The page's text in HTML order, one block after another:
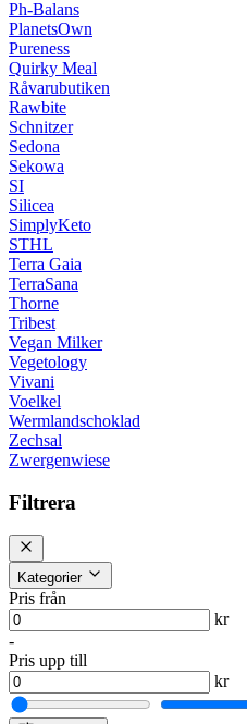
Ph-Balans
PlanetsOwn
Pureness
Quirky Meal
Råvarubutiken
Rawbite
Schnitzer
Sedona
Sekowa
SI
Silicea
SimplyKeto
STHL
Terra Gaia
TerraSana
Thorne
Tribest
Vegan Milker
Vegetology
Vivani
Voelkel
Wermlandschoklad
Zechsal
Zwergenwiese
Filtrera
Kategorier
Pris från
kr
-
Pris upp till
kr